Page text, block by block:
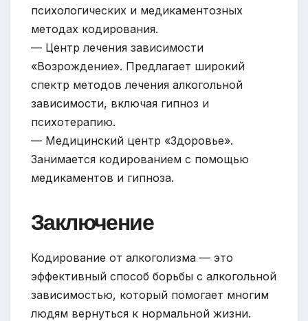
психологических и медикаментозных
методах кодирования.
— Центр лечения зависимости
«Возрождение». Предлагает широкий
спектр методов лечения алкогольной
зависимости, включая гипноз и
психотерапию.
— Медицинский центр «Здоровье».
Занимается кодированием с помощью
медикаментов и гипноза.
Заключение
Кодирование от алкоголизма — это
эффективный способ борьбы с алкогольной
зависимостью, который помогает многим
людям вернуться к нормальной жизни.